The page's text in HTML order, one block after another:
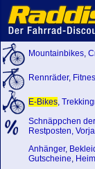
Mountainbikes,
Rennräder,
E-Bikes,
Schnäppchen
Restposten,
Anhänger,
Gutscheine,